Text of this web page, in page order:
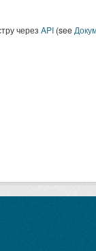
через API(see